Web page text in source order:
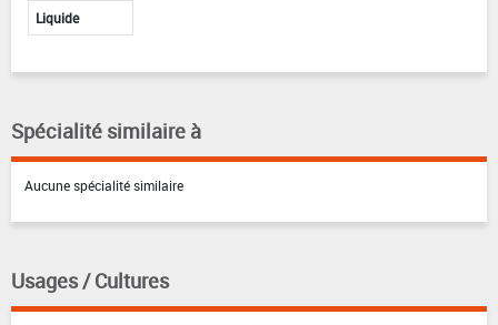
Liquide
Spécialité similaire à
Aucune spécialité similaire
Usages / Cultures